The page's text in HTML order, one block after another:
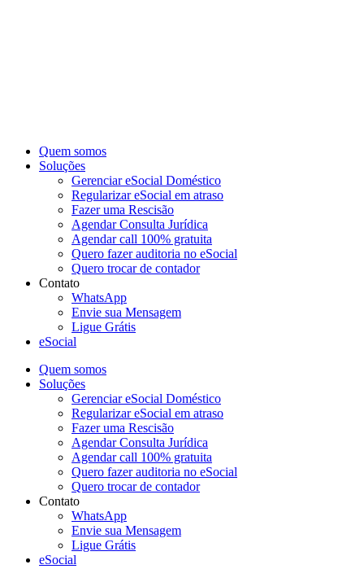
Quem somos
Soluções
Gerenciar eSocial Doméstico
Regularizar eSocial em atraso
Fazer uma Rescisão
Agendar Consulta Jurídica
Agendar call 100% gratuita
Quero fazer auditoria no eSocial
Quero trocar de contador
Contato
WhatsApp
Envie sua Mensagem
Ligue Grátis
eSocial
Quem somos
Soluções
Gerenciar eSocial Doméstico
Regularizar eSocial em atraso
Fazer uma Rescisão
Agendar Consulta Jurídica
Agendar call 100% gratuita
Quero fazer auditoria no eSocial
Quero trocar de contador
Contato
WhatsApp
Envie sua Mensagem
Ligue Grátis
eSocial